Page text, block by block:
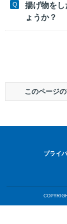
揚げ物をし
ょうか？
このページ
プライ